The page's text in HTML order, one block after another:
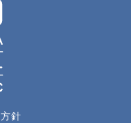
針